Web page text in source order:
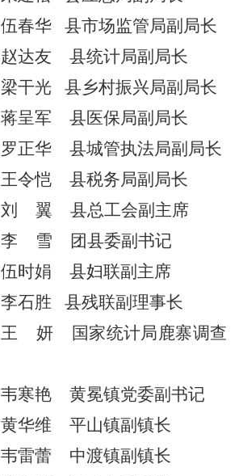
伍春华
县市场监管局副局长
赵达友
县统计局副局长
梁干光
县乡村振兴局副局长
蒋呈军
县医保局副局长
罗正华
县城管执法局副局长
王令恺
县税务局副局长
刘
翼
县总工会副主席
李
雪 团县委副书记
伍时娟
县妇联副主席
李石胜
县残联副理事长
王
妍
国家统计局鹿寨调查
韦寒艳
黄冕镇党委副书记
黄华维
平山镇副镇长
韦雷蕾
中渡镇副镇长